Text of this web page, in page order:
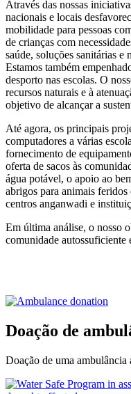
Através das nossas
nacionais e locais
mobilidade para pessoas
de crianças com
saúde, soluções sanitárias e
Estamos também
desporto nas escolas. O
recursos naturais e à
objetivo de alcançar a
Até agora, os principais
computadores a várias
fornecimento de
oferta de sacos às
água potável, o apoio ao
abrigos para animais feridos
centros anganwadi e
Em última análise, o nosso
comunidade autossuficiente
Doação de
Doação de uma ambulância